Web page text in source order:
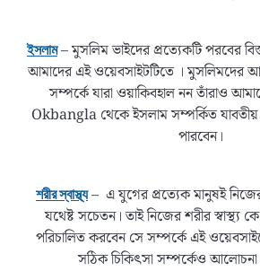
ইসলাম– মুসলিম ভাইদের প্রত্যেকটি পরবের
আমাদের এই ওয়েবসাইটটিতে । মুসলিমদের
সম্পর্কে যারা ওয়াকিবহাল নন তাঁরাও
Okbangla থেকে ইসলাম সম্পর্কিত যাবতীয়
পারবেন।
শরীর স্বাস্থ্য– এ যুগের প্রত্যেক মানুষই নিজের
যথেষ্ট সচেতন। তাই নিজের শরীর স্বাস্থ্য
পরিচালিত করবেন সে সম্পর্কে এই
সঠিক চিকিৎসা সম্পর্কেও আলোচনা